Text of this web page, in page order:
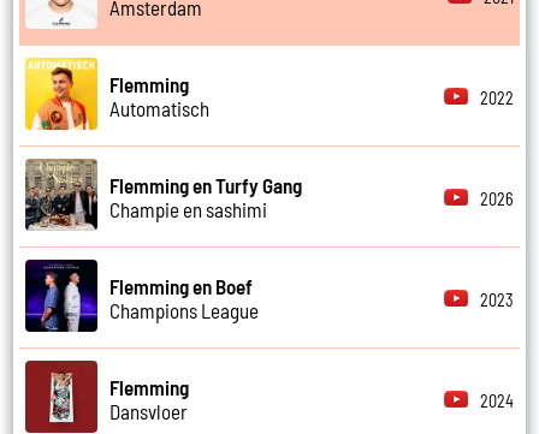
Amsterdam
Flemming
Automatisch
2022
Flemming en Turfy Gang
Champie en sashimi
2026
Flemming en Boef
Champions League
2023
Flemming
Dansvloer
2024